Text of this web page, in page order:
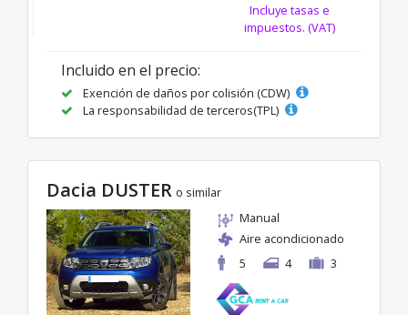
Incluye tasas e
impuestos. (VAT)
Incluido en el precio:
Exención de daños por colisión (CDW)
La responsabilidad de terceros(TPL)
Dacia DUSTER o similar
Manual
Aire acondicionado
5
4 3